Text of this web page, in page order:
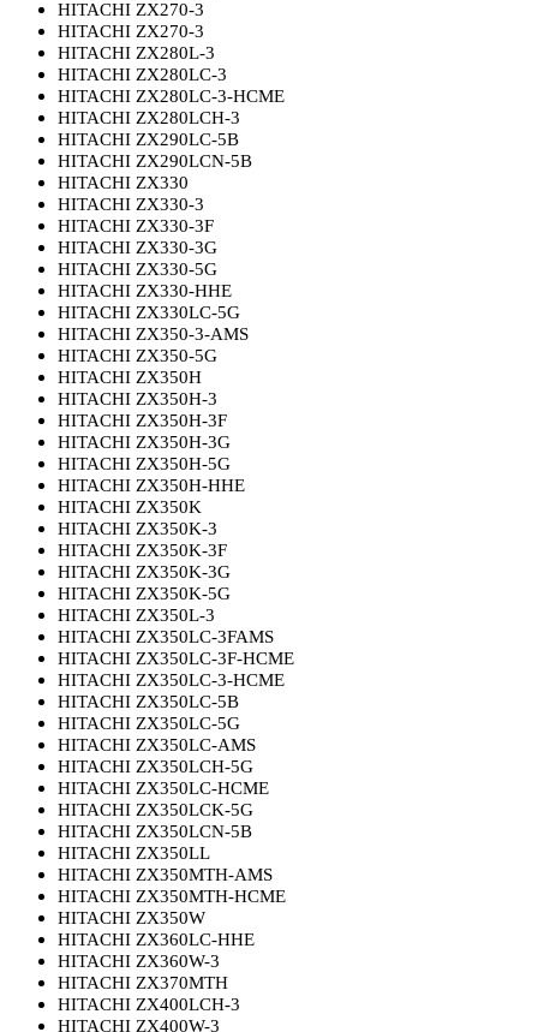
HITACHI ZX270-3
HITACHI ZX270-3
HITACHI ZX280L-3
HITACHI ZX280LC-3
HITACHI ZX280LC-3-HCME
HITACHI ZX280LCH-3
HITACHI ZX290LC-5B
HITACHI ZX290LCN-5B
HITACHI ZX330
HITACHI ZX330-3
HITACHI ZX330-3F
HITACHI ZX330-3G
HITACHI ZX330-5G
HITACHI ZX330-HHE
HITACHI ZX330LC-5G
HITACHI ZX350-3-AMS
HITACHI ZX350-5G
HITACHI ZX350H
HITACHI ZX350H-3
HITACHI ZX350H-3F
HITACHI ZX350H-3G
HITACHI ZX350H-5G
HITACHI ZX350H-HHE
HITACHI ZX350K
HITACHI ZX350K-3
HITACHI ZX350K-3F
HITACHI ZX350K-3G
HITACHI ZX350K-5G
HITACHI ZX350L-3
HITACHI ZX350LC-3FAMS
HITACHI ZX350LC-3F-HCME
HITACHI ZX350LC-3-HCME
HITACHI ZX350LC-5B
HITACHI ZX350LC-5G
HITACHI ZX350LC-AMS
HITACHI ZX350LCH-5G
HITACHI ZX350LC-HCME
HITACHI ZX350LCK-5G
HITACHI ZX350LCN-5B
HITACHI ZX350LL
HITACHI ZX350MTH-AMS
HITACHI ZX350MTH-HCME
HITACHI ZX350W
HITACHI ZX360LC-HHE
HITACHI ZX360W-3
HITACHI ZX370MTH
HITACHI ZX400LCH-3
HITACHI ZX400W-3